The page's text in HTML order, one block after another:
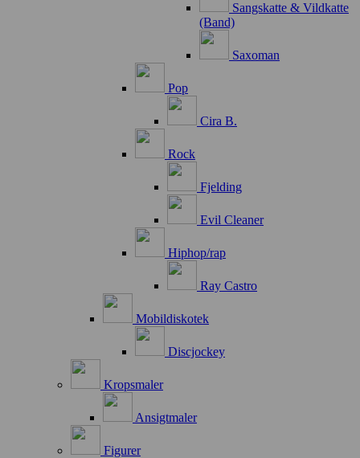
Sangskatte & Vildkatte
(Band)
Saxoman
Pop
Cira B.
Rock
Fjelding
Evil Cleaner
Hiphop/rap
Ray Castro
Mobildiskotek
Discjockey
Kropsmaler
Ansigtmaler
Figurer